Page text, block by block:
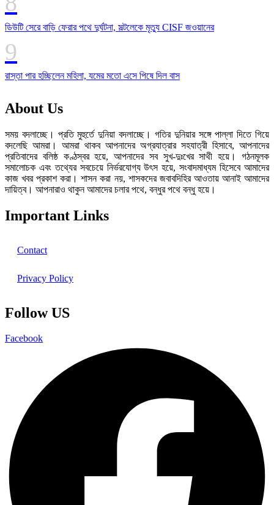
ডিউটি সেরে বাড়ি ফেরার পথে দুর্ঘটনা, সল্টলেকে মৃত্যু CISF জওয়ানের
রাস্তা পার হচ্ছিলেন মহিলা, যমের মতো এসে পিষে দিল বাস
About Us
সময় বদলাচ্ছে। প্রতি মুহুর্তে দুনিয়া বদলাচ্ছে। গতির দুনিয়ার সঙ্গে পাল্লা দিতে গিয়ে
বদলেছি আমরা। আমরা থাকব আপনাদের অগ্রযাত্রার সহযাত্রী হিসাবে, আপনাদের
প্রতিবাদের বলিষ্ঠ কণ্ঠস্বর হয়ে, আপনাদের সব সুখ-দুঃখের সাথী হয়ে। গঠনমূলক
সমালোচক এবং তথ্যের সবচেয়ে নির্ভরযোগ্য উ‍ৎস হয়ে, সংবাদমাধ্যম হিসেবে আমাদের
কাজ খবর প্রকাশ করা। শাসন করা নয়, শাসকদের জবাবদিহির আওতায় আনাই আমাদের
দায়িত্ব। আপনারাও থাকুন আমাদের চলার পথে, বন্ধুর পথে বন্ধু হয়ে।
Important Links
Contact
Privacy Policy
Follow US
Facebook